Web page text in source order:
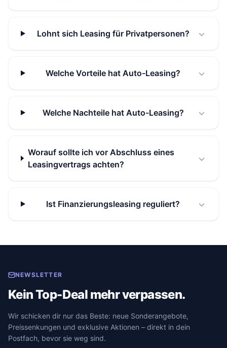
Lohnt sich Leasing für Privatpersonen?
Welche Vorteile hat Auto-Leasing?
Welche Nachteile hat Auto-Leasing?
Worauf sollte ich vor Abschluss eines
Leasingvertrags achten?
Ist Finanzierungsleasing reguliert?
NEWSLETTER
Kein Top-Deal mehr verpassen.
Wir schicken dir nur das Beste: neue Sonderangebote,
Preissenkungen und exklusive Aktionen – direkt in dein
Postfach, bevor sie weg sind.